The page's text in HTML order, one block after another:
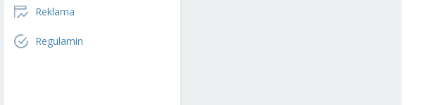
Reklama
Regulamin